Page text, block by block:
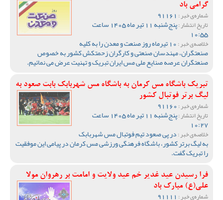
گرامی باد
شماره‌ی خبر :
تاریخ انتشار : پنج‌شنبه 11 تیر ماه 1405 ساعت
10:55
خلاصه‌ی خبر : 10 تیرماه روز صنعت و معدن را به کلیه
صنعتگران، مهندسان صنعتی و کارگران زحمتکش کشور به خصوص
صنعتگران عرصه صنایع ملی مس ایران تبریک و تهنیت عرض می نمائیم.
تبریک باشگاه مس کرمان به باشگاه مس شهربابک بابت صعود به
لیگ برتر فوتبال کشور
شماره‌ی خبر :
تاریخ انتشار : پنج‌شنبه 11 تیر ماه 1405 ساعت
10:27
خلاصه‌ی خبر :در پی صعود تیم فوتبال مس شهربابک
به لیگ برتر کشور، باشگاه فرهنگی ورزشی مس کرمان در پیامی این موفقیت
را تبریک گفت.
فرا رسیدن عید غدیر خم عید ولایت و امامت بر رهروان مولا
علی(ع) مبارک باد
شماره‌ی خبر :